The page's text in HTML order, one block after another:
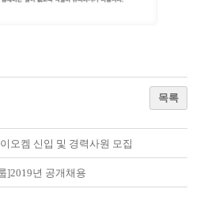
목록
오켐 신입 및 경력사원 모집
]2019년 공개채용